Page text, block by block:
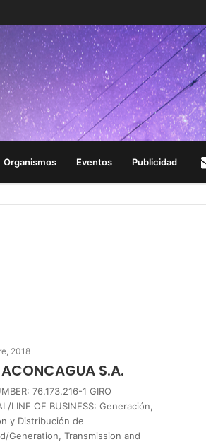
Organismos Eventos Publicidad
2018
S.A.
76.173.216-1 GIRO
LINE OF BUSINESS: Generación,
y Distribución de
Generation, Transmission and